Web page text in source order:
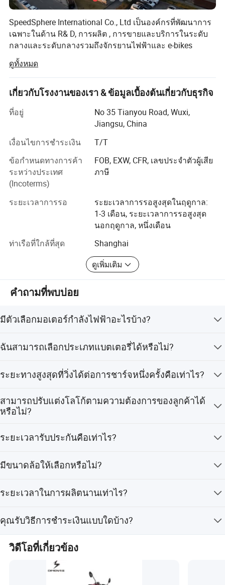
แบตเตอรี่
60V32AH 60V48AH
กำลังไฟ 800W 1500 วัตต์ 1200 วัตต์ กำลังไฟ 800W 1500 วัตต์ 1200 วัตต์
10 นิ้ว 12 นิ้ว
SpeedSphere International Co., Ltd เป็นองค์กรที่พัฒนาการ
เฉพาะในด้าน R& D, การผลิต , การขายและบริการในระดับ
กลางและระดับกลางรวมถึงจักรยานไฟฟ้าและ e-bikes
เรารักษามาตรฐานด้านคุณภาพผลิตภัณฑ์และบริการหลัง
การขายไว้เสมอและได้รับการรับรองมาตรฐาน ISO 9001
เรามุ่งเน้นการออกแบบที่โดดเด่นและยานพาหนะ
อิเล็กทรอนิกส์ที่เป็นมิตรกับสิ่งแวดล้อม R&D ผลิตภัณฑ์ทั้งหมด
ของเราส่งออกไปยังประเทศต่างๆเช่นเกาหลีไทยอิตาลี
เนเธอร์แลนด์ฝรั่งเศส สหราชอาณาจักร , เยอรมนี , อเมริกา ,
แคนาดา , เม็กซิโก บราซิลฯลฯ
เราหวังว่าจะร่วมงานกับคุณในระยะใกล้ต่อไป
นับจากการสร้างขึ้นมา SpeedSphere มุ่งมั่นที่จะสร้างงานตัด
การยอมรับที่กว้างไกลและสร้างทีมบริการด้วยความไม่ใส่ใจ
อันโดดเด่นในจิตวิญญาณของ " การอุทิศการคงอยู่และความ
ผลิตภัณฑ์ของเราใช้เครื่องจักรพื้นฐานสองชนิดได้แก่สกูต
เตอร์ไฟฟ้าและรถจักรยานยนต์ไฟฟ้า
ผลิตภัณฑ์ระดับไฮเอนด์และระดับกลาง
ทั้งหมดของผลิตภัณฑ์ของเราเป็นไปตามมาตรฐาน EEC เช่น
PSE...
รถยนต์ไฟฟ้าเป็นผู้ให้บริการชั้นนำของโลกด้านโซลูชั่นการ
สื่อสารเคลื่อนที่ในเมืองที่ชาญฉลาดและ SS มุ่งมั่นที่จะให้
เมืองที่ชาญฉลาดและเป็นมิตรต่อสิ่งแวดล้อมมากขึ้นเพื่อ
นับตั้งแต่ก่อตั้งบริษัท SS มุ่งมั่นที่จะสร้างผลิตภัณฑ์ที่มี
คุณสมบัติโดดเด่นเป็นพิเศษในจิตวิญญาณของ " ความทุ่มเท
ขอบคุณผลิตภัณฑ์ของเราส่งออกไปยังประเทศต่างๆเช่น
อเมริกา , แคนาดา , เม็กซิโก บราซิลฯลฯเราขอนิยามใหม่ของ
มอบประสบการณ์ที่ดีที่สุดแก่ลูกค้าของเราเมื่อซื้อผลิตภัณฑ์
ใดๆของเราและเรารักษามาตรฐานระดับสูงของผลิตภัณฑ์
ISO 9001, ผลิตภัณฑ์ทั้งหมดของเราเป็นไปตามมาตรฐาน EEC
standard dot, มาตรฐาน KC, มาตรฐาน PSE
รายละเอียดโรงงาน :
ถนนเทียนจินยู , อู๋ซี , เจียงซู , สาธารณรัฐประชาชนจีน
ดูทั้งหมด
เกี่ยวกับโรงงานของเรา & ข้อมูลเบื้องต้นเกี่ยวกับธุรกิจ
ที่อยู่
No 35 Tianyou Road, Wuxi,
Jiangsu, China
เงื่อนไขการชำระเงิน
T/T
ข้อกำหนดทางการค้า
ระหว่างประเทศ
(Incoterms)
FOB, EXW, CFR, เลขประจำตัวผู้เสีย
ภาษี
ระยะเวลาการรอ
ระยะเวลาการรอสูงสุดในฤดูกาล:
1-3 เดือน, ระยะเวลาการรอสูงสุด
นอกฤดูกาล, หนึ่งเดือน
ท่าเรือที่ใกล้ที่สุด
Shanghai
ดูเพิ่มเติม
คำถามที่พบบ่อย
มีตัวเลือกมอเตอร์กำลังไฟฟ้าอะไรบ้าง?
เรามีมอเตอร์แบบไร้แปรงถ่าน (brushless motor) ให้เลือก
หลายขนาด ได้แก่ 800 วัตต์, 1000 วัตต์, 1200 วัตต์, 1500
ฉันสามารถเลือกประเภทแบตเตอรี่ได้หรือไม่?
ได้ คุณสามารถเลือกได้ระหว่างแบตเตอรี่ลิเธียม หรือ
แบตเตอรี่ตะกั่ว-กรด
ระยะทางสูงสุดที่วิ่งได้ต่อการชาร์จหนึ่งครั้งคือเท่าไร?
ระยะทางที่วิ่งได้สูงสุดคือมากกว่า 60 กิโลเมตร เมื่อใช้
แบตเตอรี่ขนาด 60 โวลต์
สามารถปรับแต่งโลโก้ตามความต้องการของลูกค้าได้
หรือไม่?
(OEM)
ระยะเวลารับประกันคือเท่าไร?
มีขนาดล้อให้เลือกหรือไม่?
ระยะเวลาในการผลิตนานเท่าไร?
เดือน และในช่วงนอกฤดูคือหนึ่งเดือน
คุณรับวิธีการชำระเงินแบบใดบ้าง?
เรายอมรับการชำระเงินผ่านการโอนเงินทางโทรเลข (T/T)
วิดีโอที่เกี่ยวข้อง